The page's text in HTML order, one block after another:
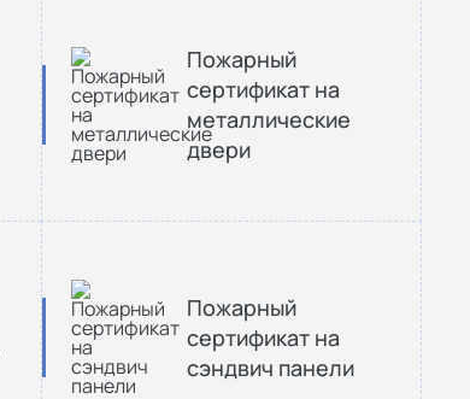
Пожарный
сертификат на
металлические
двери
Пожарный
сертификат на
сэндвич панели